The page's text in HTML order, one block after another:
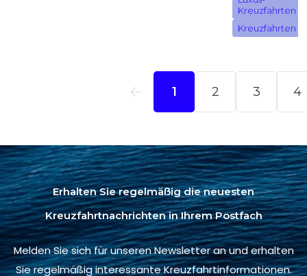
Erhalten Sie regelmäßig die neuesten
Kreuzfahrtnachrichten in Ihrem Postfach
Melden Sie sich für unseren Newsletter an und erhalten
Sie regelmäßig interessante Kreuzfahrtinformationen.